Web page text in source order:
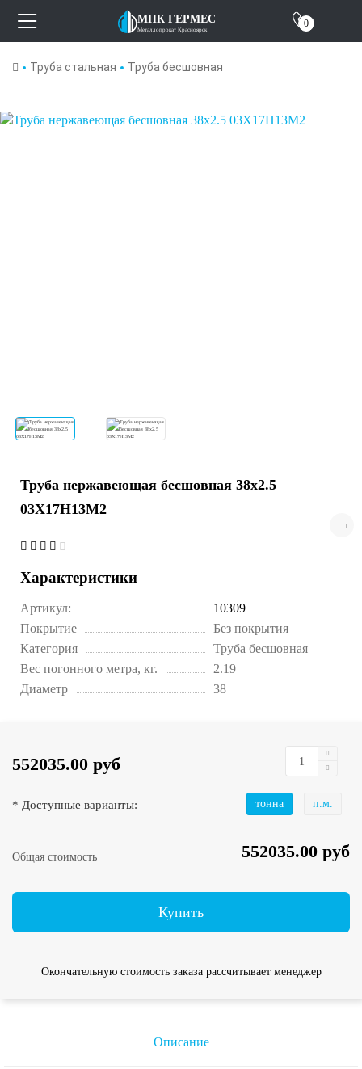
Отзывы
О компании
МПК ГЕРМЕС
Металлопрокат Красноярск
0
Труба стальная Труба бесшовная
Труба нержавеющая бесшовная 38х2.5
03Х17Н13М2
Характеристики
Артикул:
10309
Покрытие
Без покрытия
Категория
Труба бесшовная
Вес погонного метра, кг.
2.19
Диаметр
38
552035.00 руб
* Доступные варианты: тонна п.м.
Общая стоимость 552035.00 руб
Купить
Окончательную стоимость заказа рассчитывает менеджер
Описание